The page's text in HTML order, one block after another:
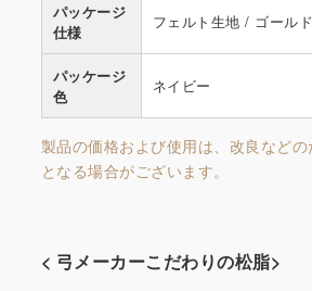
パッケージ
仕様
フェルト生地 / ゴール
パッケージ
色
ネイビー
製品の価格および使用は、改良など
となる場合がございます。
< 弓メーカーこだわりの松脂>